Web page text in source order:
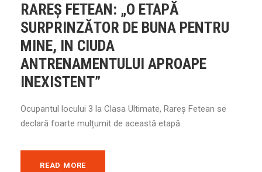
RAREȘ FETEAN: „O ETAPĂ
SURPRINZĂTOR DE BUNA PENTRU
MINE, IN CIUDA
ANTRENAMENTULUI APROAPE
INEXISTENT”
Ocupantul locului 3 la Clasa Ultimate, Rareș Fetean se
declară foarte mulțumit de această etapă.
READ MORE